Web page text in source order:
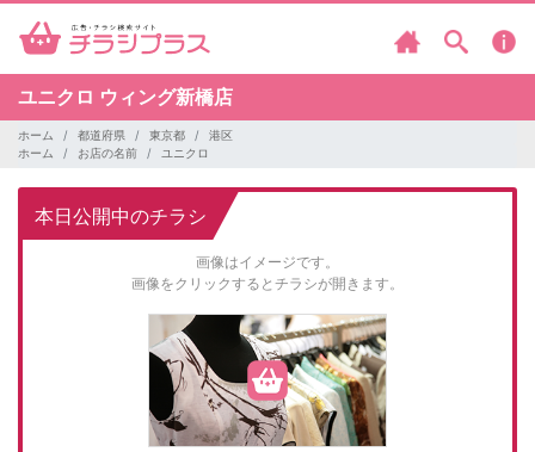
ユニクロ ウィング新橋店
ホーム 都道府県 東京都
港区
ホーム
お店の名前 ユニクロ
本日公開中のチラシ
画像はイメージです。
画像をクリックするとチラシが開きます。